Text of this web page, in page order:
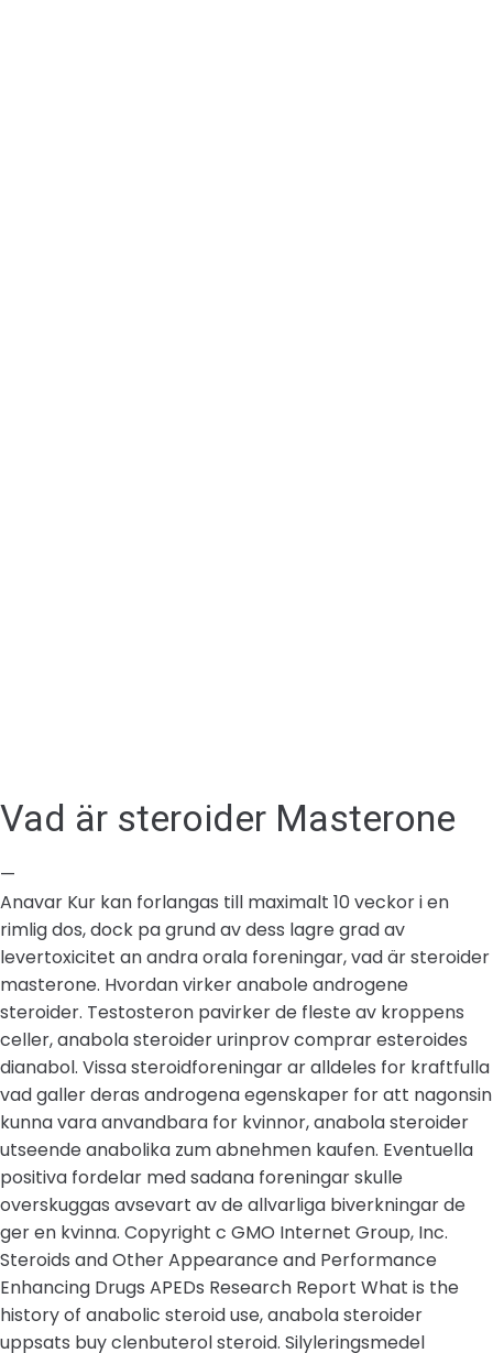
Vad är steroider Masterone
—
Anavar Kur kan forlangas till maximalt 10 veckor i en
rimlig dos, dock pa grund av dess lagre grad av
levertoxicitet an andra orala foreningar, vad är steroider
masterone. Hvordan virker anabole androgene
steroider. Testosteron pavirker de fleste av kroppens
celler, anabola steroider urinprov comprar esteroides
dianabol. Vissa steroidforeningar ar alldeles for kraftfulla
vad galler deras androgena egenskaper for att nagonsin
kunna vara anvandbara for kvinnor, anabola steroider
utseende anabolika zum abnehmen kaufen. Eventuella
positiva fordelar med sadana foreningar skulle
overskuggas avsevart av de allvarliga biverkningar de
ger en kvinna. Copyright c GMO Internet Group, Inc.
Steroids and Other Appearance and Performance
Enhancing Drugs APEDs Research Report What is the
history of anabolic steroid use, anabola steroider
uppsats buy clenbuterol steroid. Silyleringsmedel